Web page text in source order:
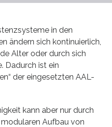
in den
ändern sich kontinuierlich,
Alter oder durch sich
Dadurch ist ein
der eingesetzten AAL-
kann aber nur durch
Aufbau von